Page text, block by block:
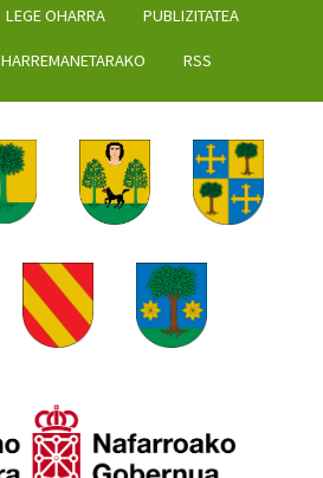
LEGE OHARRA PUBLIZITATEA
HARREMANETARAKO RSS